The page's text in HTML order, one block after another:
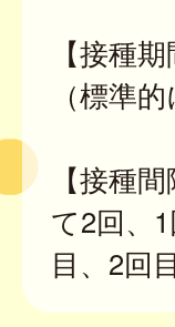
【接種
（標準
【接種
て2回、
目、2回